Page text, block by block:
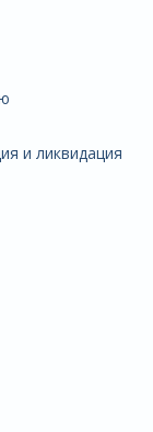
и ликвидация